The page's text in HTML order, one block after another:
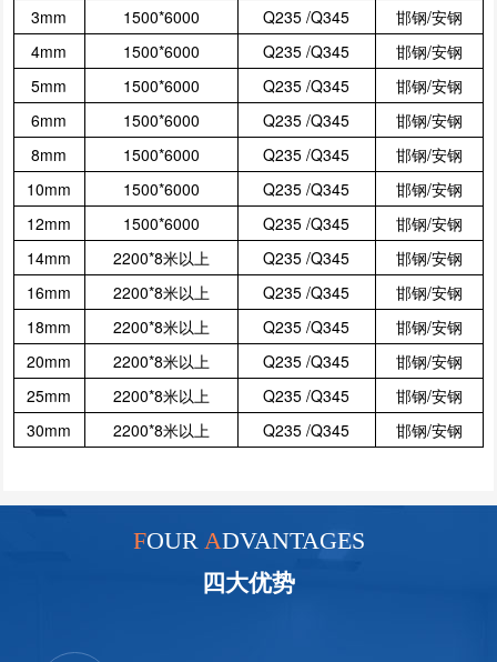
3mm
1500*6000 Q235 /Q345
邯钢/安钢
4mm
1500*6000 Q235 /Q345
邯钢/安钢
5mm
1500*6000 Q235 /Q345
邯钢/安钢
6mm
1500*6000 Q235 /Q345
邯钢/安钢
8mm
1500*6000 Q235 /Q345
邯钢/安钢
10mm
1500*6000 Q235 /Q345
邯钢/安钢
12mm
1500*6000 Q235 /Q345
邯钢/安钢
14mm
2200*8米以上 Q235 /Q345
邯钢/安钢
16mm
2200*8米以上 Q235 /Q345
邯钢/安钢
18mm
2200*8米以上 Q235 /Q345
邯钢/安钢
20mm
2200*8米以上 Q235 /Q345
邯钢/安钢
25mm
2200*8米以上 Q235 /Q345
邯钢/安钢
30mm
2200*8米以上 Q235 /Q345 邯钢/安钢
FOUR ADVANTAGES
四大优势